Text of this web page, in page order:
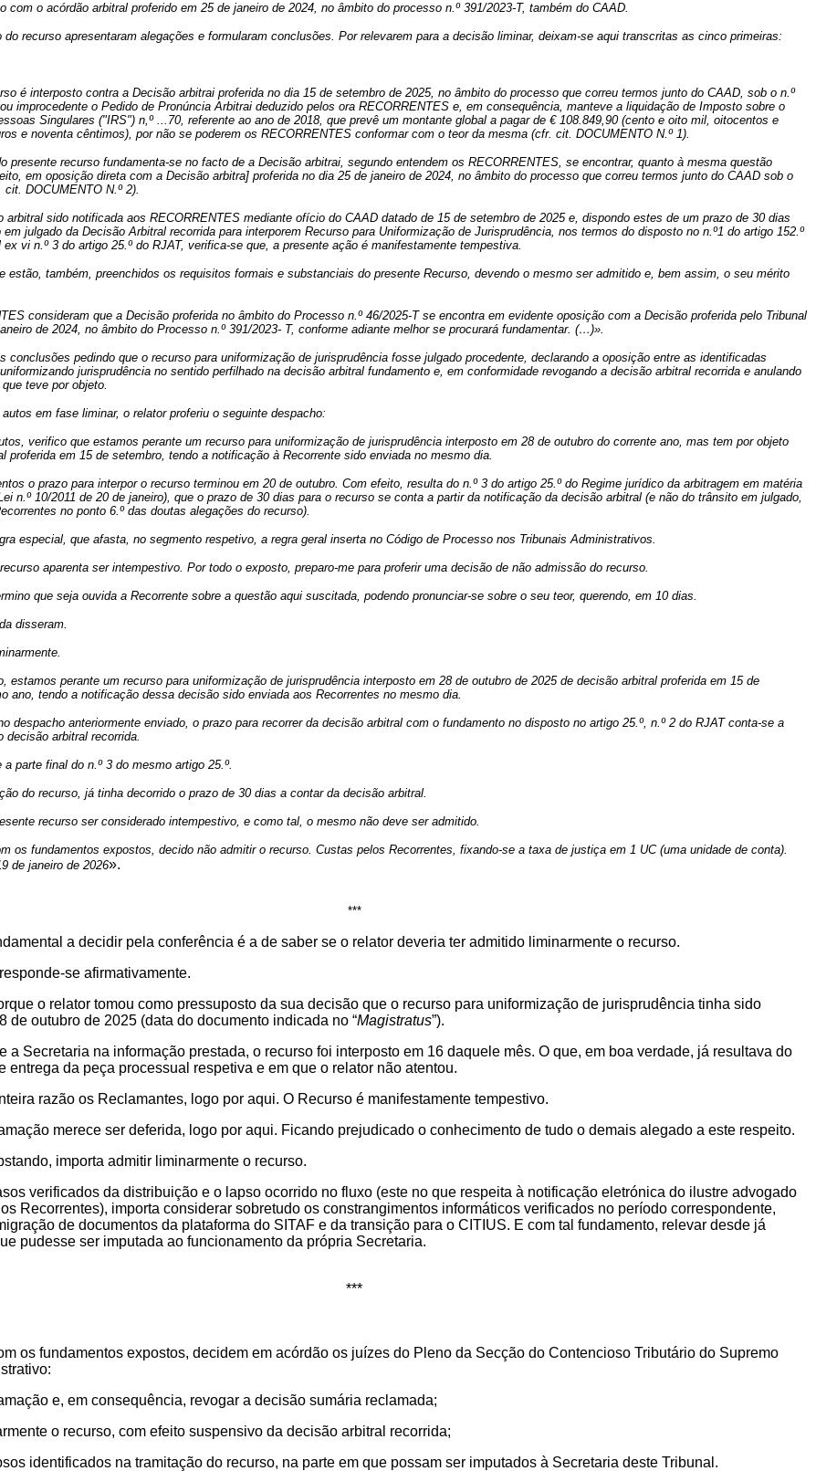
com o acórdão arbitral proferido em 25 de janeiro de 2024, no âmbito do processo n.º 391/2023-T, também do CAAD.
do recurso apresentaram alegações e formularam conclusões. Por relevarem para a decisão liminar, deixam-se aqui transcritas as cinco primeiras:
é interposto contra a Decisão arbitrai proferida no dia 15 de setembro de 2025, no âmbito do processo que correu termos junto do CAAD, sob o n.º
improcedente o Pedido de Pronúncia Arbitrai deduzido pelos ora RECORRENTES e, em consequência, manteve a liquidação de Imposto sobre o
Singulares ("IRS") n,º ...70, referente ao ano de 2018, que prevê um montante global a pagar de € 108.849,90 (cento e oito mil, oitocentos e
e noventa cêntimos), por não se poderem os RECORRENTES conformar com o teor da mesma (cfr. cit. DOCUMENTO N.º 1).
presente recurso fundamenta-se no facto de a Decisão arbitrai, segundo entendem os RECORRENTES, se encontrar, quanto à mesma questão
em oposição direta com a Decisão arbitra] proferida no dia 25 de janeiro de 2024, no âmbito do processo que correu termos junto do CAAD sob o
cit. DOCUMENTO N.º 2).
arbitral sido notificada aos RECORRENTES mediante ofício do CAAD datado de 15 de setembro de 2025 e, dispondo estes de um prazo de 30 dias
julgado da Decisão Arbitral recorrida para interporem Recurso para Uniformização de Jurisprudência, nos termos do disposto no n.º1 do artigo 152.º
vi n.º 3 do artigo 25.º do RJAT, verifica-se que, a presente ação é manifestamente tempestiva.
estão, também, preenchidos os requisitos formais e substanciais do presente Recurso, devendo o mesmo ser admitido e, bem assim, o seu mérito
consideram que a Decisão proferida no âmbito do Processo n.º 46/2025-T se encontra em evidente oposição com a Decisão proferida pelo Tribunal
de 2024, no âmbito do Processo n.º 391/2023- T, conforme adiante melhor se procurará fundamentar. (…)».
conclusões pedindo que o recurso para uniformização de jurisprudência fosse julgado procedente, declarando a oposição entre as identificadas
jurisprudência no sentido perfilhado na decisão arbitral fundamento e, em conformidade revogando a decisão arbitral recorrida e anulando
teve por objeto.
em fase liminar, o relator proferiu o seguinte despacho:
verifico que estamos perante um recurso para uniformização de jurisprudência interposto em 28 de outubro do corrente ano, mas tem por objeto
proferida em 15 de setembro, tendo a notificação à Recorrente sido enviada no mesmo dia.
o prazo para interpor o recurso terminou em 20 de outubro. Com efeito, resulta do n.º 3 do artigo 25.º do Regime jurídico da arbitragem em matéria
n.º 10/2011 de 20 de janeiro), que o prazo de 30 dias para o recurso se conta a partir da notificação da decisão arbitral (e não do trânsito em julgado,
no ponto 6.º das doutas alegações do recurso).
especial, que afasta, no segmento respetivo, a regra geral inserta no Código de Processo nos Tribunais Administrativos.
aparenta ser intempestivo. Por todo o exposto, preparo-me para proferir uma decisão de não admissão do recurso.
que seja ouvida a Recorrente sobre a questão aqui suscitada, podendo pronunciar-se sobre o seu teor, querendo, em 10 dias.
disseram.
estamos perante um recurso para uniformização de jurisprudência interposto em 28 de outubro de 2025 de decisão arbitral proferida em 15 de
ano, tendo a notificação dessa decisão sido enviada aos Recorrentes no mesmo dia.
despacho anteriormente enviado, o prazo para recorrer da decisão arbitral com o fundamento no disposto no artigo 25.º, n.º 2 do RJAT conta-se a
decisão arbitral recorrida.
parte final do n.º 3 do mesmo artigo 25.º.
do recurso, já tinha decorrido o prazo de 30 dias a contar da decisão arbitral.
recurso ser considerado intempestivo, e como tal, o mesmo não deve ser admitido.
os fundamentos expostos, decido não admitir o recurso. Custas pelos Recorrentes, fixando-se a taxa de justiça em 1 UC (uma unidade de conta).
de janeiro de 2026».
***
a decidir pela conferência é a de saber se o relator deveria ter admitido liminarmente o recurso.
se afirmativamente.
o relator tomou como pressuposto da sua decisão que o recurso para uniformização de jurisprudência tinha sido
de outubro de 2025 (data do documento indicada no “Magistratus”).
a Secretaria na informação prestada, o recurso foi interposto em 16 daquele mês. O que, em boa verdade, já resultava do
entrega da peça processual respetiva e em que o relator não atentou.
razão os Reclamantes, logo por aqui. O Recurso é manifestamente tempestivo.
merece ser deferida, logo por aqui. Ficando prejudicado o conhecimento de tudo o demais alegado a este respeito.
importa admitir liminarmente o recurso.
verificados da distribuição e o lapso ocorrido no fluxo (este no que respeita à notificação eletrónica do ilustre advogado
Recorrentes), importa considerar sobretudo os constrangimentos informáticos verificados no período correspondente,
de documentos da plataforma do SITAF e da transição para o CITIUS. E com tal fundamento, relevar desde já
pudesse ser imputada ao funcionamento da própria Secretaria.
***
os fundamentos expostos, decidem em acórdão os juízes do Pleno da Secção do Contencioso Tributário do Supremo
e, em consequência, revogar a decisão sumária reclamada;
o recurso, com efeito suspensivo da decisão arbitral recorrida;
identificados na tramitação do recurso, na parte em que possam ser imputados à Secretaria deste Tribunal.